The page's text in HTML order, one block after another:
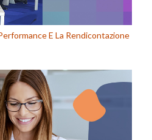
E La Rendicontazione